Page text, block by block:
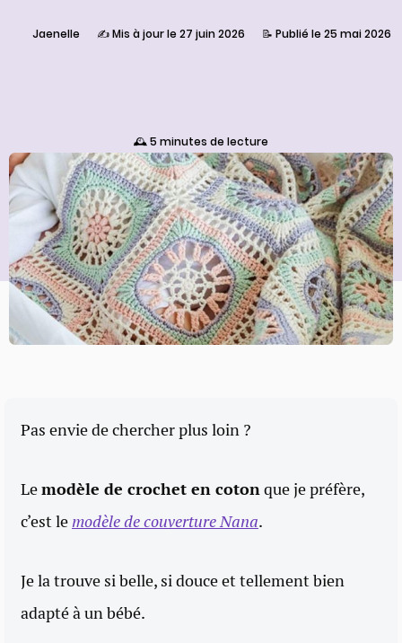
Jaenelle ✍️ Mis à jour le 27 juin 2026 📝 Publié le 25 mai 2026
🕰️ 5 minutes de lecture
Pas envie de chercher plus loin ?
Lemodèle de crochet en cotonque je préfère,
c’est le modèle de couverture Nana.
Je la trouve si belle, si douce et tellement bien
adapté à un bébé.